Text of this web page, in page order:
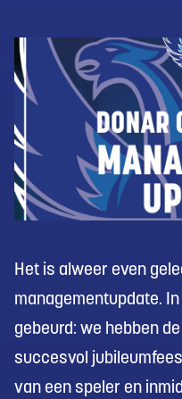
Het is alweer even
managementupdate.
gebeurd: we hebben
succesvol
van een speler en